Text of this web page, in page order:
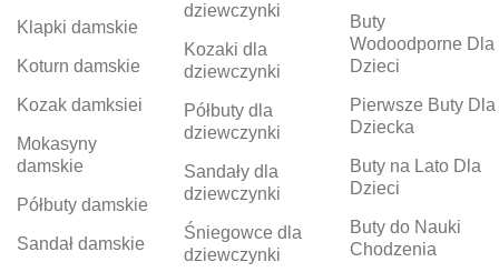
Klapki damskie
Koturn damskie
Kozak damksiei
Mokasyny
damskie
Półbuty damskie
Sandał damskie
dziewczynki
Kozaki dla
dziewczynki
Półbuty dla
dziewczynki
Sandały dla
dziewczynki
Śniegowce dla
dziewczynki
Buty
Wodoodporne Dla
Dzieci
Pierwsze Buty Dla
Dziecka
Buty na Lato Dla
Dzieci
Buty do Nauki
Chodzenia